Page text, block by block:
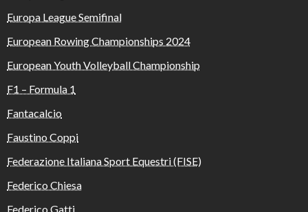
Europa League Semifinal
European Rowing Championships 2024
European Youth Volleyball Championship
F1 – Formula 1
Fantacalcio
Faustino Coppi
Federazione Italiana Sport Equestri (FISE)
Federico Chiesa
Federico Gatti